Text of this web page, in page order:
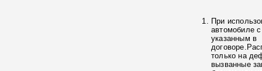
При
автомобиле
указанным в
только на
вызванные